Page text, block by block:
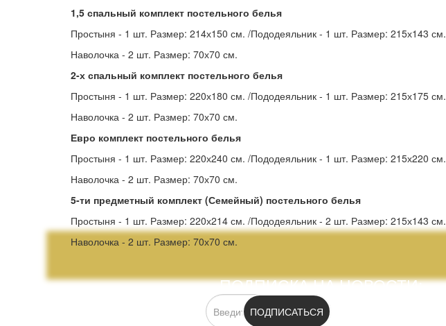
1,5 спальный комплект постельного белья
Простыня - 1 шт. Размер: 214х150 см. /Пододеяльник - 1 шт. Размер: 215х143 см.
Наволочка - 2 шт. Размер: 70х70 см.
2-х спальный комплект постельного белья
Простыня - 1 шт. Размер: 220х180 см. /Пододеяльник - 1 шт. Размер: 215х175 см.
Наволочка - 2 шт. Размер: 70х70 см.
Евро комплект постельного белья
Простыня - 1 шт. Размер: 220х240 см. /Пододеяльник - 1 шт. Размер: 215х220 см.
Наволочка - 2 шт. Размер: 70х70 см.
5-ти предметный комплект (Семейный) постельного белья
Простыня - 1 шт. Размер: 220х214 см. /Пододеяльник - 2 шт. Размер: 215х143 см.
Наволочка - 2 шт. Размер: 70х70 см.
ПОДПИСКА НА НОВОСТИ:
ПОДПИСАТЬСЯ